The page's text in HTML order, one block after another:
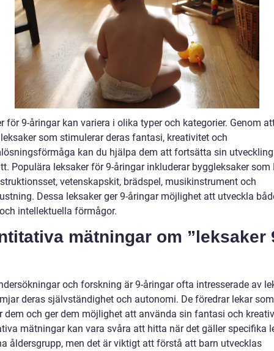
för 9-åringar kan variera i olika typer och kategorier. Genom
som stimulerar deras fantasi, kreativitet och
kan du hjälpa dem att fortsätta sin
Populära leksaker för 9-åringar inkluderar byggleksaker som
vetenskapskit, brädspel, musikinstrument och
Dessa leksaker ger 9-åringar möjlighet att utveckla
intellektuella förmågor.
mätningar om ”leksaker
och forskning är 9-åringar ofta intresserade av
deras självständighet och autonomi. De föredrar lekar som
dem och ger dem möjlighet att använda sin fantasi och
mätningar kan vara svåra att hitta när det gäller specifika
åldersgrupp, men det är viktigt att förstå att barn utvecklas